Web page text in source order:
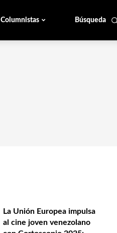
Búsqueda
Columnistas
La Unión Europea impulsa
al cine joven venezolano